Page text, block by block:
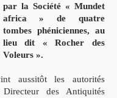
par la Société « Mundet
africa » de quatre
tombes phéniciennes, au
lieu dit « Rocher des
Voleurs ».
aussitôt les autorités
des Antiquités